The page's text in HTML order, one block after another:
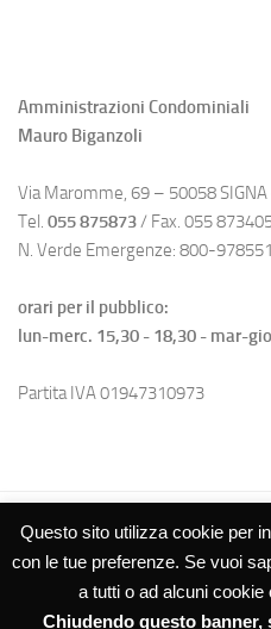
Amministrazioni Condominiali
Mauro Biganzoli
Via Maromme, 69 – 50058 SIGNA
Tel. 055 875873/ Fax. 055
N. Verde Emergenze: 800-978551
orari per il pubblico:
lun-merc. 15,30 - 18,30 - mar-
Partita IVA 01947310973
Studio Biganzoli SRL –
Questo sito utilizza cookie per
con le tue preferenze. Se vuoi
a tutti o ad alcuni
Chiudendo questo